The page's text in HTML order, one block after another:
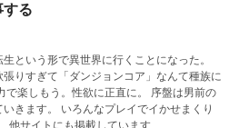
する
という形で異世界に行くことになった。
りすぎて「ダンジョンコア」なんて種族に
う。性欲に正直に。 序盤は男前の
きます。 いろんなプレイでイかせまくり
。 他サイトにも掲載しています